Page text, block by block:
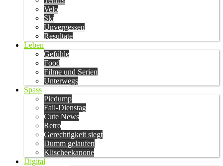
Velo
Ski
Unvergessen
Resultate
Leben
Gefühle
Food
Filme und Serien
Unterwegs
Spass
Picdump
Fail-Dienstag
Cute News
Retro
Gerechtigkeit siegt
Dumm gelaufen
Klischeekanone
Digital